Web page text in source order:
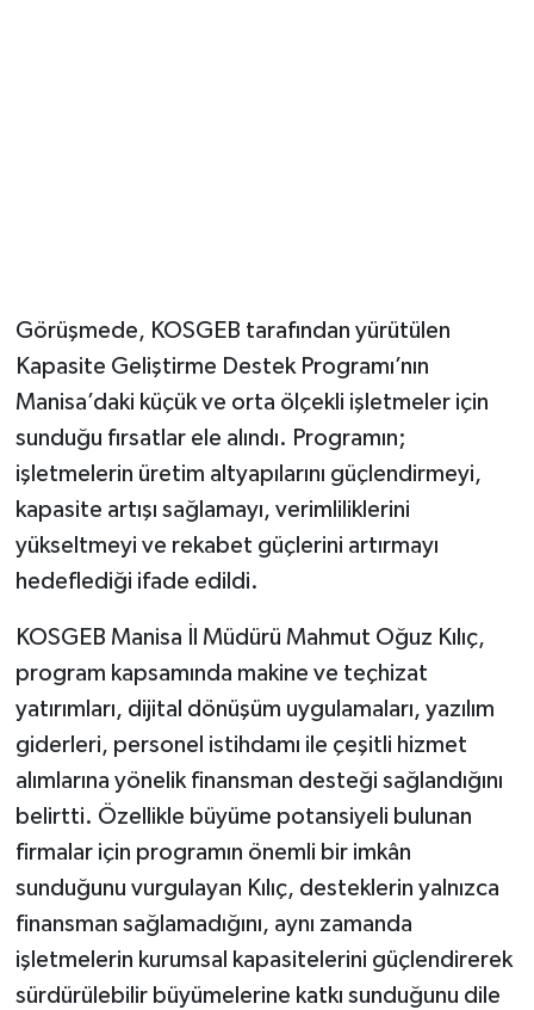
Görüşmede, KOSGEB tarafından yürütülen
Kapasite Geliştirme Destek Programı’nın
Manisa’daki küçük ve orta ölçekli işletmeler için
sunduğu fırsatlar ele alındı. Programın;
işletmelerin üretim altyapılarını güçlendirmeyi,
kapasite artışı sağlamayı, verimliliklerini
yükseltmeyi ve rekabet güçlerini artırmayı
hedeflediği ifade edildi.
KOSGEB Manisa İl Müdürü Mahmut Oğuz Kılıç,
program kapsamında makine ve teçhizat
yatırımları, dijital dönüşüm uygulamaları, yazılım
giderleri, personel istihdamı ile çeşitli hizmet
alımlarına yönelik finansman desteği sağlandığını
belirtti. Özellikle büyüme potansiyeli bulunan
firmalar için programın önemli bir imkân
sunduğunu vurgulayan Kılıç, desteklerin yalnızca
finansman sağlamadığını, aynı zamanda
işletmelerin kurumsal kapasitelerini güçlendirerek
sürdürülebilir büyümelerine katkı sunduğunu dile